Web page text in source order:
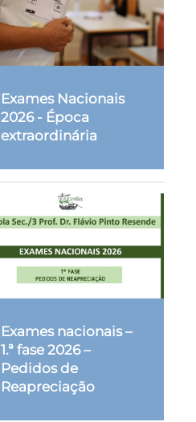
Exames Nacionais
2026 - Época
extraordinária
Exames nacionais –
1.ª fase 2026 –
Pedidos de
Reapreciação